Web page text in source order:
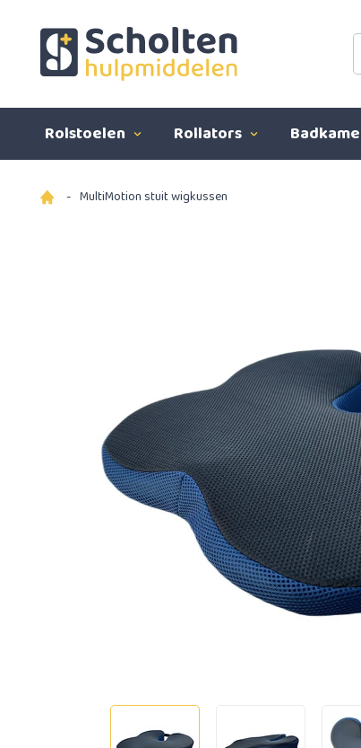
Rolstoelen Rollators
- MultiMotion stuit wigkussen